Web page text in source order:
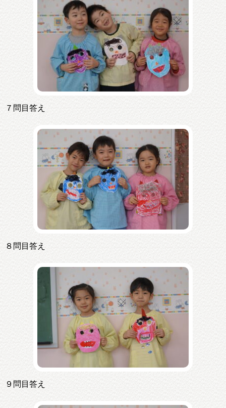
７問目答え
８問目答え
９問目答え